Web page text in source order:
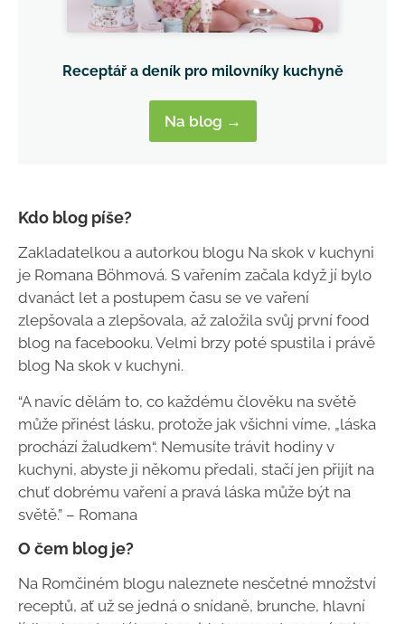
Receptář a deník pro milovníky kuchyně
Na blog →
Kdo blog píše?
Zakladatelkou a autorkou blogu Na skok v kuchyni
je Romana Böhmová. S vařením začala když jí bylo
dvanáct let a postupem času se ve vaření
zlepšovala a zlepšovala, až založila svůj první food
blog na facebooku. Velmi brzy poté spustila i právě
blog Na skok v kuchyni.
“A navíc dělám to, co každému člověku na světě
může přinést lásku, protože jak všichni víme, „láska
prochází žaludkem“. Nemusíte trávit hodiny v
kuchyni, abyste ji někomu předali, stačí jen přijít na
chuť dobrému vaření a pravá láska může být na
světě.” – Romana
O čem blog je?
Na Romčiném blogu naleznete nesčetné množství
receptů, ať už se jedná o snídaně, brunche, hlavní